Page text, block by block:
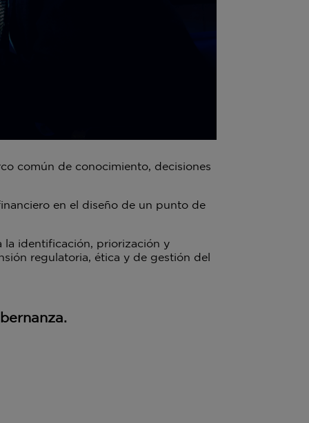
común de conocimiento, decisiones
en el diseño de un punto de
la identificación, priorización y
regulatoria, ética y de gestión del